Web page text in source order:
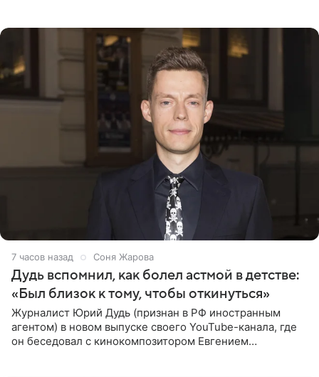
7 часов назад Соня Жарова
Дудь вспомнил, как болел астмой в детстве:
«Был близок к тому, чтобы откинуться»
Журналист Юрий Дудь (признан в РФ иностранным
агентом) в новом выпуске своего YouTube-канала, где
он беседовал с кинокомпозитором Евгением